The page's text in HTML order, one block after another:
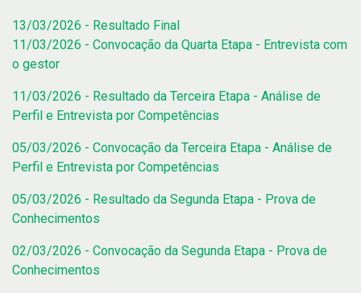
13/03/2026 - Resultado Final
11/03/2026 - Convocação da Quarta Etapa - Entrevista com
o gestor
11/03/2026 - Resultado da Terceira Etapa - Análise de
Perfil e Entrevista por Competências
05/03/2026 - Convocação da Terceira Etapa - Análise de
Perfil e Entrevista por Competências
05/03/2026 - Resultado da Segunda Etapa - Prova de
Conhecimentos
02/03/2026 - Convocação da Segunda Etapa - Prova de
Conhecimentos